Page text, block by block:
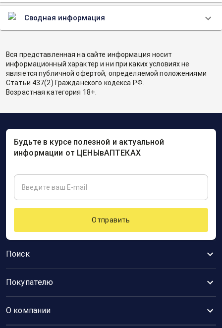
Сводная информация
Вся представленная на сайте информация носит
информационный характер и ни при каких условиях не
является публичной офертой, определяемой положениями
Статьи 437(2) Гражданского кодекса РФ.
Возрастная категория 18+.
Поиск
Покупателю
О компании
Будьте в курсе полезной и актуальной
информации от ЦЕНЫвАПТЕКАХ
Отправить